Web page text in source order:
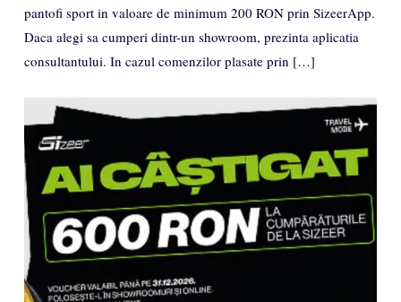
pantofi sport in valoare de minimum 200 RON prin SizeerApp.
Daca alegi sa cumperi dintr-un showroom, prezinta aplicatia
consultantului. In cazul comenzilor plasate prin […]